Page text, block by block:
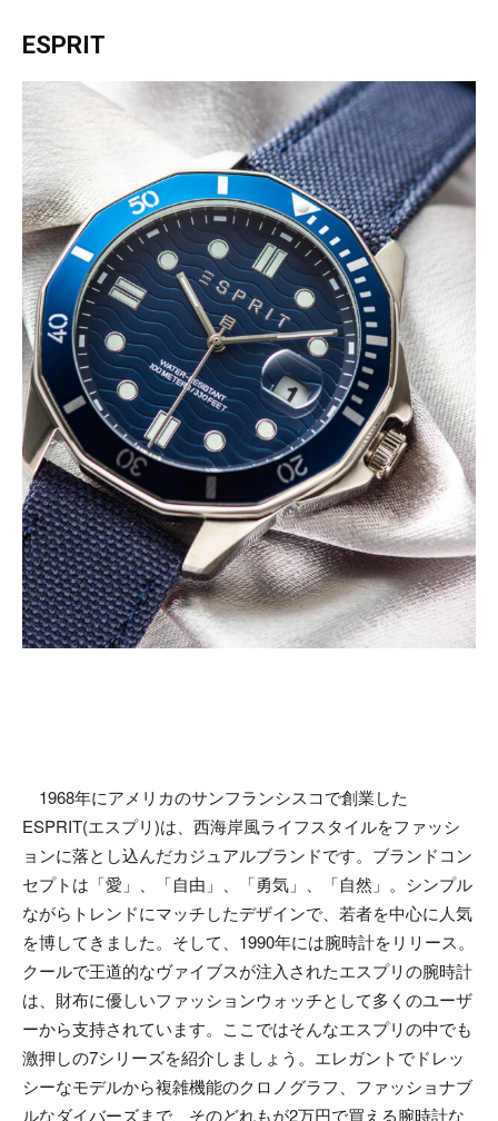
ESPRIT
1968年にアメリカのサンフランシスコで創業した
ESPRIT(エスプリ)は、西海岸風ライフスタイルをファッシ
ョンに落とし込んだカジュアルブランドです。ブランドコン
セプトは「愛」、「自由」、「勇気」、「自然」。シンプル
ながらトレンドにマッチしたデザインで、若者を中心に人気
を博してきました。そして、1990年には腕時計をリリース。
クールで王道的なヴァイブスが注入されたエスプリの腕時計
は、財布に優しいファッションウォッチとして多くのユーザ
ーから支持されています。ここではそんなエスプリの中でも
激押しの7シリーズを紹介しましょう。エレガントでドレッ
シーなモデルから複雑機能のクロノグラフ、ファッショナブ
ルなダイバーズまで、そのどれもが2万円で買える腕時計な